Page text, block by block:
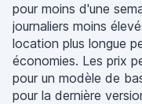
pour moins d'une
journaliers moins
location plus longue
économies. Les prix
pour un modèle de
pour la dernière